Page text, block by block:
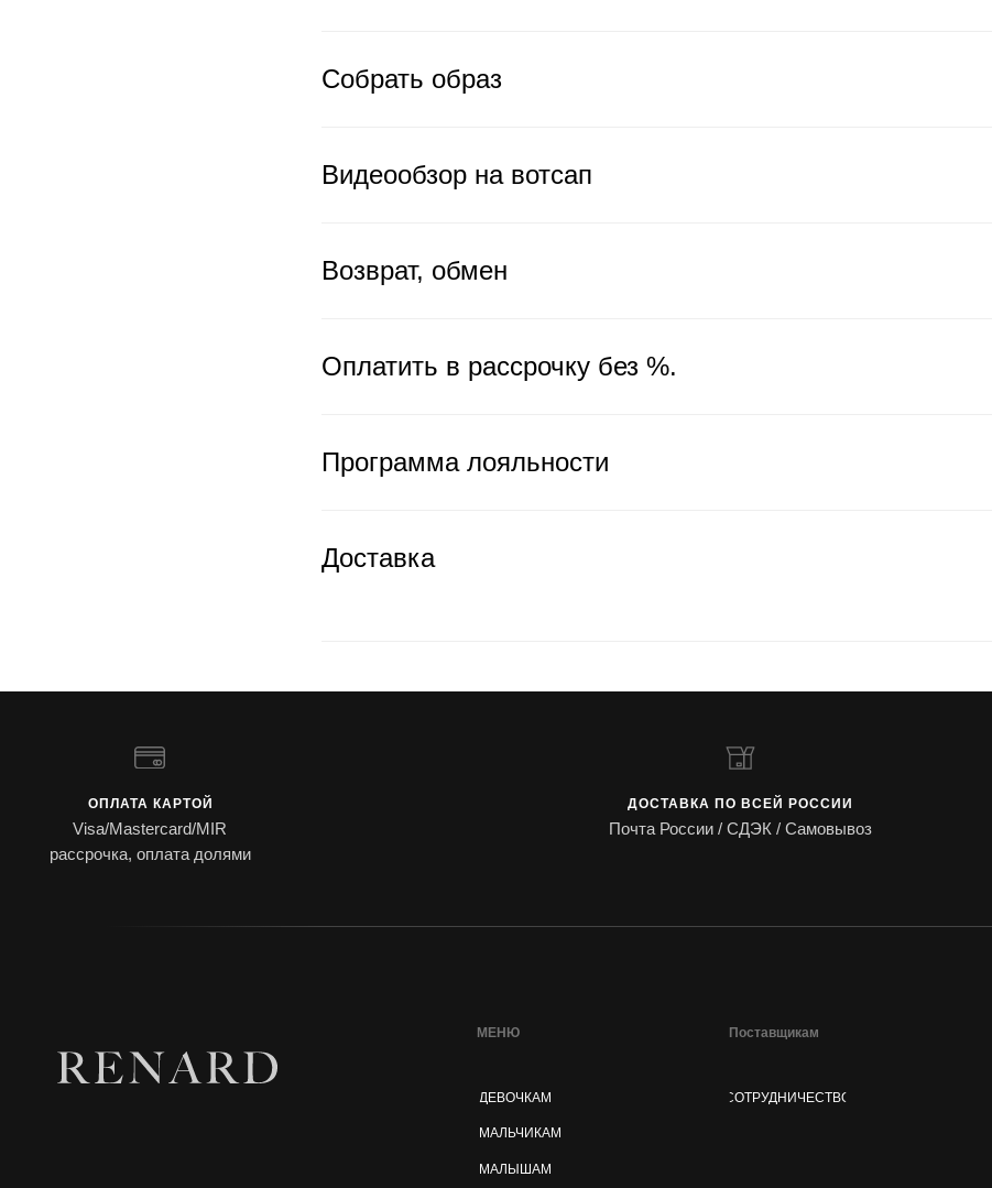
Собрать образ
Видеообзор на вотсап
Возврат, обмен
Оплатить в рассрочку без %.
Программа лояльности
Доставка
ОПЛАТА КАРТОЙ
Visa/Mastercard/MIR
рассрочка, оплата долями
ДОСТАВКА ПО ВСЕЙ РОССИИ
Почта России / СДЭК / Самовывоз
МЕНЮ
ДЕВОЧКАМ
МАЛЬЧИКАМ
МАЛЫШАМ
Поставщикам
СОТРУДНИЧЕСТВО